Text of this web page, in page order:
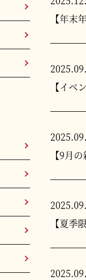
【年末
【イ
【9月
【夏季